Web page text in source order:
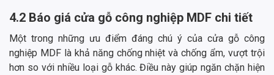
4.2 Báo giá cửa gỗ công nghiệp MDF chi tiết
Một trong những ưu điểm đáng chú ý của cửa gỗ công
nghiệp MDF là khả năng chống nhiệt và chống ẩm, vượt trội
hơn so với nhiều loại gỗ khác. Điều này giúp ngăn chặn hiện